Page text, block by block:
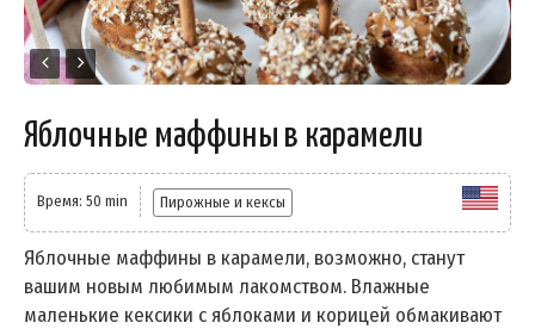
Яблочные маффины в карамели
Время: 50 min Пирожные и кексы
Яблочные маффины в карамели, возможно, станут
вашим новым любимым лакомством. Влажные
маленькие кексики с яблоками и корицей обмакивают